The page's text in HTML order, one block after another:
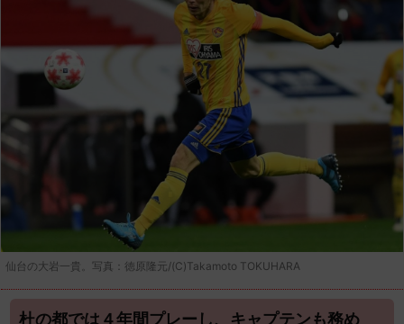
仙台の大岩一貴。写真：徳原隆元/(C)Takamoto TOKUHARA
杜の都では４年間プレーし、キャプテンも務め